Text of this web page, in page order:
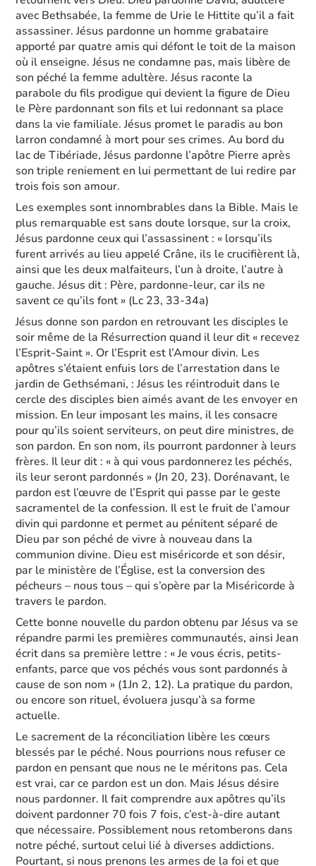
avec Bethsabée, la femme de Urie le Hittite qu’il a fait
assassiner. Jésus pardonne un homme grabataire
apporté par quatre amis qui défont le toit de la maison
où il enseigne. Jésus ne condamne pas, mais libère de
son péché la femme adultère. Jésus raconte la
parabole du fils prodigue qui devient la figure de Dieu
le Père pardonnant son fils et lui redonnant sa place
dans la vie familiale. Jésus promet le paradis au bon
larron condamné à mort pour ses crimes. Au bord du
lac de Tibériade, Jésus pardonne l’apôtre Pierre après
son triple reniement en lui permettant de lui redire par
trois fois son amour.
Les exemples sont innombrables dans la Bible. Mais le
plus remarquable est sans doute lorsque, sur la croix,
Jésus pardonne ceux qui l’assassinent : « lorsqu’ils
furent arrivés au lieu appelé Crâne, ils le crucifièrent là,
ainsi que les deux malfaiteurs, l’un à droite, l’autre à
gauche. Jésus dit : Père, pardonne-leur, car ils ne
savent ce qu’ils font » (Lc 23, 33-34a)
Jésus donne son pardon en retrouvant les disciples le
soir même de la Résurrection quand il leur dit « recevez
l’Esprit-Saint ». Or l’Esprit est l’Amour divin. Les
apôtres s’étaient enfuis lors de l’arrestation dans le
jardin de Gethsémani, : Jésus les réintroduit dans le
cercle des disciples bien aimés avant de les envoyer en
mission. En leur imposant les mains, il les consacre
pour qu’ils soient serviteurs, on peut dire ministres, de
son pardon. En son nom, ils pourront pardonner à leurs
frères. Il leur dit : « à qui vous pardonnerez les péchés,
ils leur seront pardonnés » (Jn 20, 23). Dorénavant, le
pardon est l’œuvre de l’Esprit qui passe par le geste
sacramentel de la confession. Il est le fruit de l’amour
divin qui pardonne et permet au pénitent séparé de
Dieu par son péché de vivre à nouveau dans la
communion divine. Dieu est miséricorde et son désir,
par le ministère de l’Église, est la conversion des
pécheurs – nous tous – qui s’opère par la Miséricorde à
travers le pardon.
Cette bonne nouvelle du pardon obtenu par Jésus va se
répandre parmi les premières communautés, ainsi Jean
écrit dans sa première lettre : « Je vous écris, petits-
enfants, parce que vos péchés vous sont pardonnés à
cause de son nom » (1Jn 2, 12). La pratique du pardon,
ou encore son rituel, évoluera jusqu’à sa forme
actuelle.
Le sacrement de la réconciliation libère les cœurs
blessés par le péché. Nous pourrions nous refuser ce
pardon en pensant que nous ne le méritons pas. Cela
est vrai, car ce pardon est un don. Mais Jésus désire
nous pardonner. Il fait comprendre aux apôtres qu’ils
doivent pardonner 70 fois 7 fois, c’est-à-dire autant
que nécessaire. Possiblement nous retomberons dans
notre péché, surtout celui lié à diverses addictions.
Pourtant, si nous prenons les armes de la foi et que